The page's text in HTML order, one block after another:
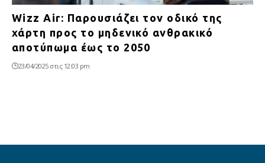
Wizz Air: Παρουσιάζει τον οδικό της
χάρτη προς το μηδενικό ανθρακικό
αποτύπωμα έως το 2050
23/04/2025 στις 12:03 pm